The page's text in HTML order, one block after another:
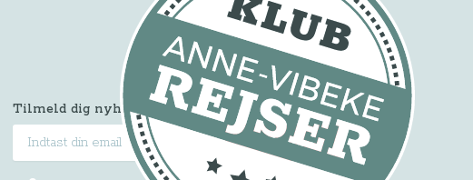
Tilmeld dig nyhedsbrevet
Tilmeld